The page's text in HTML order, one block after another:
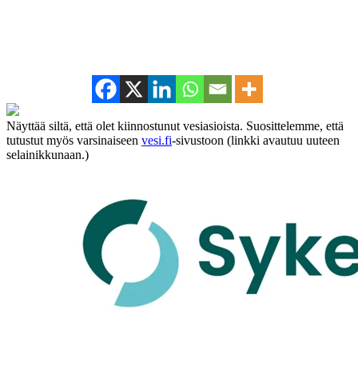
Näyttää siltä, että olet kiinnostunut vesiasioista. Suosittelemme, että
tutustut myös varsinaiseen vesi.fi-sivustoon (linkki avautuu uuteen
selainikkunaan.)